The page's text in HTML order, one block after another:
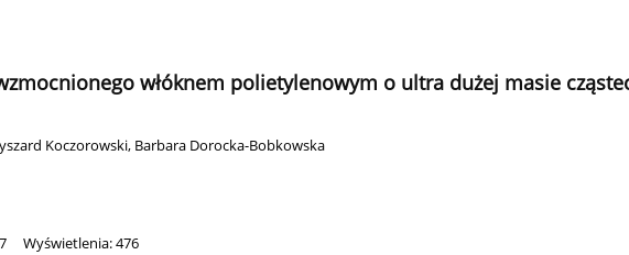
włóknem polietylenowym o ultra dużej masie
Koczorowski, Barbara Dorocka-Bobkowska
Wyświetlenia: 476